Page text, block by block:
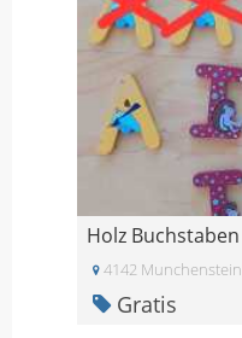
Holz Buchstaben
4142 Munchenstein
Gratis